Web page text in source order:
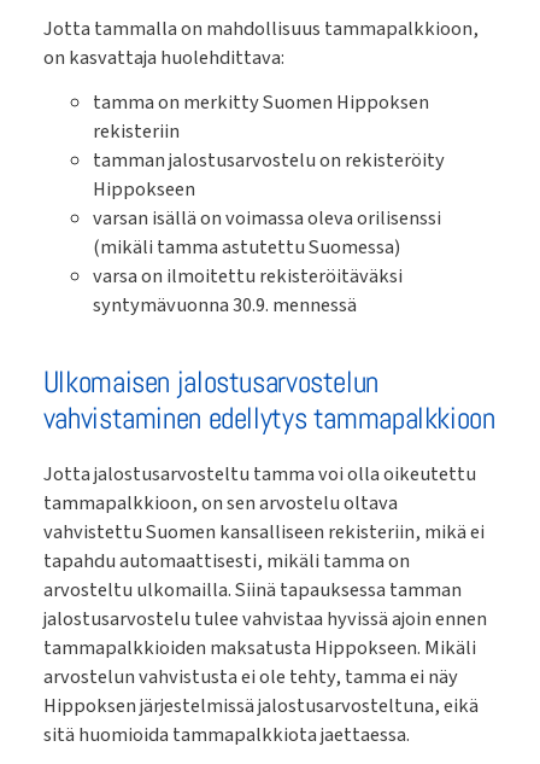
Jotta tammalla on mahdollisuus tammapalkkioon,
on kasvattaja huolehdittava:
tamma on merkitty Suomen Hippoksen
rekisteriin
tamman jalostusarvostelu on rekisteröity
Hippokseen
varsan isällä on voimassa oleva orilisenssi
(mikäli tamma astutettu Suomessa)
varsa on ilmoitettu rekisteröitäväksi
syntymävuonna 30.9. mennessä
Ulkomaisen jalostusarvostelun
vahvistaminen edellytys tammapalkkioon
Jotta jalostusarvosteltu tamma voi olla oikeutettu
tammapalkkioon, on sen arvostelu oltava
vahvistettu Suomen kansalliseen rekisteriin, mikä ei
tapahdu automaattisesti, mikäli tamma on
arvosteltu ulkomailla. Siinä tapauksessa tamman
jalostusarvostelu tulee vahvistaa hyvissä ajoin ennen
tammapalkkioiden maksatusta Hippokseen. Mikäli
arvostelun vahvistusta ei ole tehty, tamma ei näy
Hippoksen järjestelmissä jalostusarvosteltuna, eikä
sitä huomioida tammapalkkiota jaettaessa.